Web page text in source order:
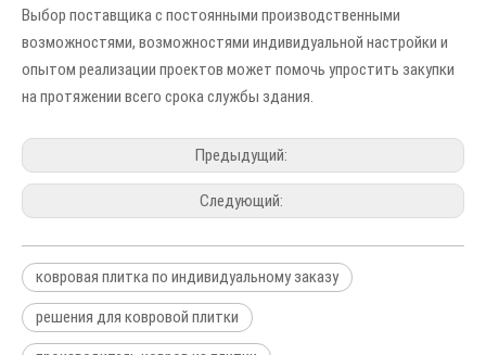
Выбор поставщика с постоянными производственными
возможностями, возможностями индивидуальной настройки и
опытом реализации проектов может помочь упростить закупки
на протяжении всего срока службы здания.
Предыдущий:
Следующий:
ковровая плитка по индивидуальному заказу
решения для ковровой плитки